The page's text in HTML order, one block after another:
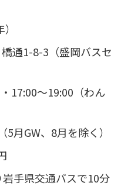
通1-8-3（盛岡バスセ
17:00～19:00（わん
5月GW、8月を除く）
岩手県交通バスで10分